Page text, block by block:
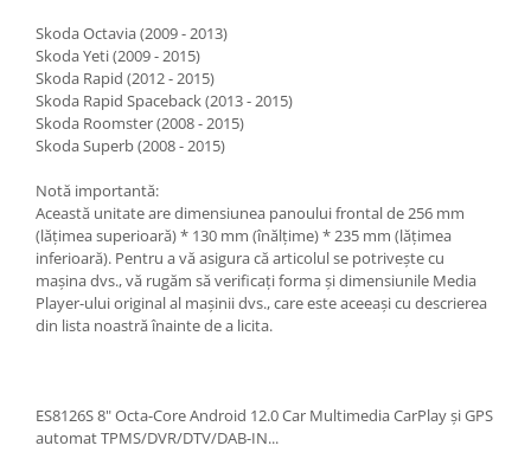
Skoda Octavia (2009 - 2013)
Skoda Yeti (2009 - 2015)
Skoda Rapid (2012 - 2015)
Skoda Rapid Spaceback (2013 - 2015)
Skoda Roomster (2008 - 2015)
Skoda Superb (2008 - 2015)
Notă importantă:
Această unitate are dimensiunea panoului frontal de 256 mm
(lățimea superioară) * 130 mm (înălțime) * 235 mm (lățimea
inferioară). Pentru a vă asigura că articolul se potrivește cu
mașina dvs., vă rugăm să verificați forma și dimensiunile Media
Player-ului original al mașinii dvs., care este aceeași cu descrierea
din lista noastră înainte de a licita.
ES8126S 8" Octa-Core Android 12.0 Car Multimedia CarPlay și GPS
automat TPMS/DVR/DTV/DAB-IN...